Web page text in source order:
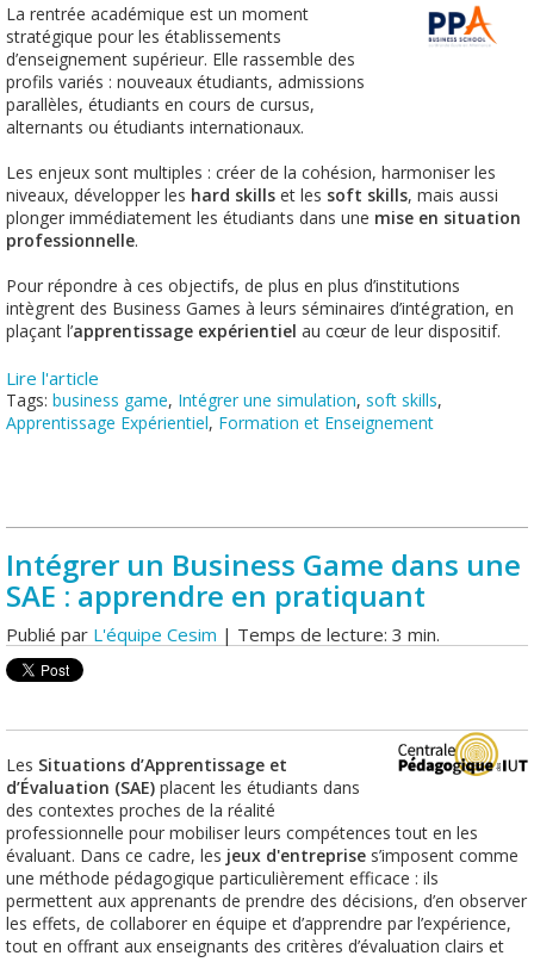
La rentrée académique est un moment
stratégique pour les établissements
d’enseignement supérieur. Elle rassemble des
profils variés : nouveaux étudiants, admissions
parallèles, étudiants en cours de cursus,
alternants ou étudiants internationaux.
Les enjeux sont multiples : créer de la cohésion, harmoniser les
niveaux, développer les hard skills et les soft skills, mais aussi
plonger immédiatement les étudiants dans une mise en situation
professionnelle.
Pour répondre à ces objectifs, de plus en plus d’institutions
intègrent des Business Games à leurs séminaires d’intégration, en
plaçant l’apprentissage expérientiel au cœur de leur dispositif.
Lire l'article
Tags: business game, Intégrer une simulation, soft skills,
Apprentissage Expérientiel, Formation et Enseignement
Intégrer un Business Game dans une
SAE : apprendre en pratiquant
Publié par L'équipe Cesim | Temps de lecture: 3 min.
Les Situations d’Apprentissage et
d’Évaluation (SAE) placent les étudiants dans
des contextes proches de la réalité
professionnelle pour mobiliser leurs compétences tout en les
évaluant. Dans ce cadre, les jeux d'entreprise s’imposent comme
une méthode pédagogique particulièrement efficace : ils
permettent aux apprenants de prendre des décisions, d’en observer
les effets, de collaborer en équipe et d’apprendre par l’expérience,
tout en offrant aux enseignants des critères d’évaluation clairs et